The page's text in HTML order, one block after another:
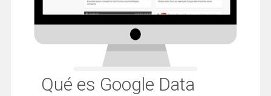
Qué es Google Data